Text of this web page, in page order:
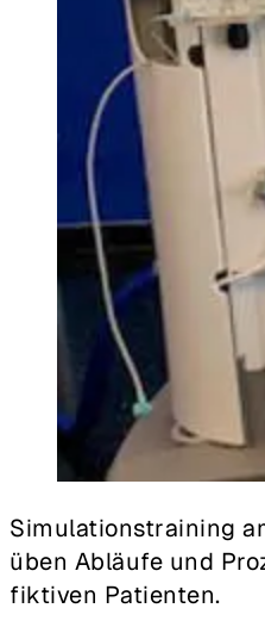
Simulationstraining
üben Abläufe und
fiktiven Patienten.